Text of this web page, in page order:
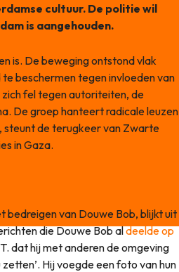
cultuur. De politie wil
is aangehouden.
is. De beweging ontstond vlak
beschermen tegen invloeden van
fel tegen autoriteiten, de
De groep hanteert radicale leuzen
steunt de terugkeer van Zwarte
in Gaza.
bedreigen van Douwe Bob, blijkt uit
die Douwe Bob aldeelde op
dat hij met anderen de omgeving
Hij voegde een foto van hun